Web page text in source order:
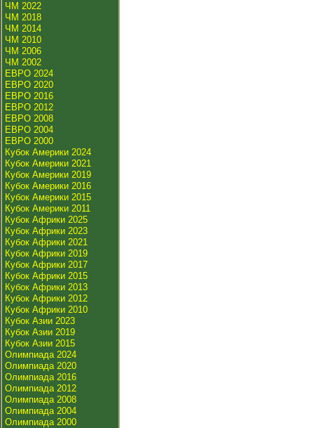
ЧМ 2022
ЧМ 2018
ЧМ 2014
ЧМ 2010
ЧМ 2006
ЧМ 2002
ЕВРО 2024
ЕВРО 2020
ЕВРО 2016
ЕВРО 2012
ЕВРО 2008
ЕВРО 2004
ЕВРО 2000
Кубок Америки 2024
Кубок Америки 2021
Кубок Америки 2019
Кубок Америки 2016
Кубок Америки 2015
Кубок Америки 2011
Кубок Африки 2025
Кубок Африки 2023
Кубок Африки 2021
Кубок Африки 2019
Кубок Африки 2017
Кубок Африки 2015
Кубок Африки 2013
Кубок Африки 2012
Кубок Африки 2010
Кубок Азии 2023
Кубок Азии 2019
Кубок Азии 2015
Олимпиада 2024
Олимпиада 2020
Олимпиада 2016
Олимпиада 2012
Олимпиада 2008
Олимпиада 2004
Олимпиада 2000